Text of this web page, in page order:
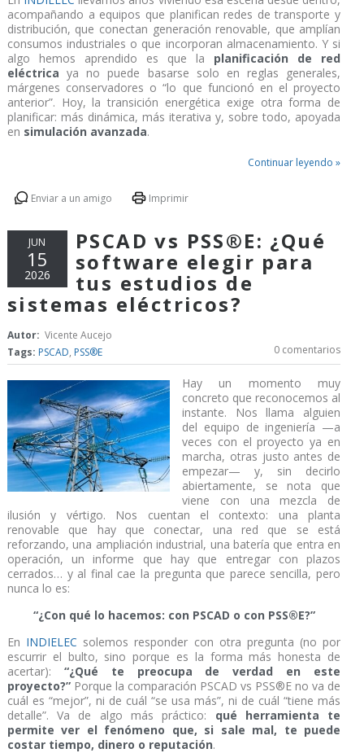
acompañando a equipos que planifican redes de transporte y
distribución, que conectan generación renovable, que amplían
consumos industriales o que incorporan almacenamiento. Y si
algo hemos aprendido es que la planificación de red
eléctrica ya no puede basarse solo en reglas generales,
márgenes conservadores o “lo que funcionó en el proyecto
anterior”. Hoy, la transición energética exige otra forma de
planificar: más dinámica, más iterativa y, sobre todo, apoyada
en simulación avanzada.
Continuar leyendo »
Enviar a un amigo Imprimir
JUN
15
2026
PSCAD vs PSS®E: ¿Qué
software elegir para
tus estudios de
sistemas eléctricos?
Autor: Vicente Aucejo
Tags: PSCAD, PSS®E 0 comentarios
Hay un momento muy
concreto que reconocemos al
instante. Nos llama alguien
del equipo de ingeniería —a
veces con el proyecto ya en
marcha, otras justo antes de
empezar— y, sin decirlo
abiertamente, se nota que
viene con una mezcla de
ilusión y vértigo. Nos cuentan el contexto: una planta
renovable que hay que conectar, una red que se está
reforzando, una ampliación industrial, una batería que entra en
operación, un informe que hay que entregar con plazos
cerrados… y al final cae la pregunta que parece sencilla, pero
nunca lo es:
“¿Con qué lo hacemos: con PSCAD o con PSS®E?”
En INDIELEC solemos responder con otra pregunta (no por
escurrir el bulto, sino porque es la forma más honesta de
acertar): “¿Qué te preocupa de verdad en este
proyecto?”Porque la comparación PSCAD vs PSS®E no va de
cuál es “mejor”, ni de cuál “se usa más”, ni de cuál “tiene más
detalle”. Va de algo más práctico: qué herramienta te
permite ver el fenómeno que, si sale mal, te puede
costar tiempo, dinero o reputación.